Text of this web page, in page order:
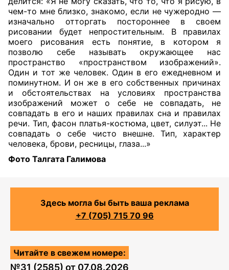
чем-то мне близко, знакомо, если не чужеродно —
изначально отторгать постороннее в своем
рисовании будет непростительным. В правилах
моего рисования есть понятие, в котором я
позволю себе называть окружающее нас
пространство «пространством изображений».
Один и тот же человек. Один в его ежедневном и
поминутном. И он же в его собственных причинах
и обстоятельствах на условиях пространства
изображений может о себе не совпадать, не
совпадать в его и наших правилах сна и правилах
речи. Тип, фасон платья-костюма, цвет, силуэт... Не
совпадать о себе чисто внешне. Тип, характер
человека, брови, ресницы, глаза...»
Фото Талгата Галимова
Здесь могла бы быть ваша реклама
+7 (705) 715 70 96
Читайте в свежем номере:
№31 (2585) от 07.08.2026